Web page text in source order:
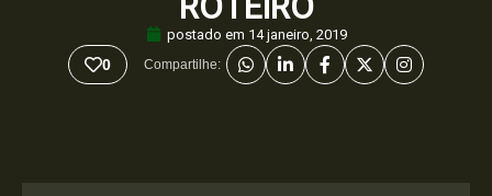
postado em 14 janeiro, 2019
0 Compartilhe: